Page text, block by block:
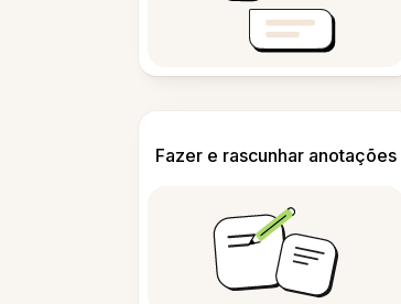
Fazer e rascunhar anotações